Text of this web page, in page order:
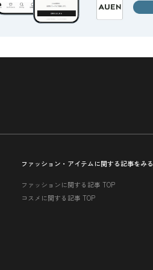
ファッション・アイテムに関する記事をみる
ファッションに関する記事 TOP
コスメに関する記事 TOP